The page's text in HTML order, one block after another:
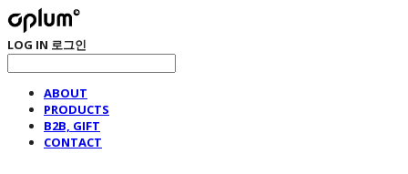
LOG IN 로그인
ABOUT
PRODUCTS
B2B, GIFT
CONTACT